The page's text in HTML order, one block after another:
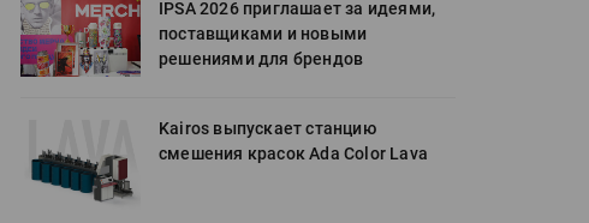
IPSA 2026 приглашает за идеями,
поставщиками и новыми
решениями для брендов
Kairos выпускает станцию
смешения красок Ada Color Lava